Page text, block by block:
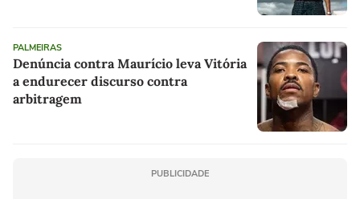
PALMEIRAS
Denúncia contra Maurício leva Vitória
a endurecer discurso contra
arbitragem
PUBLICIDADE